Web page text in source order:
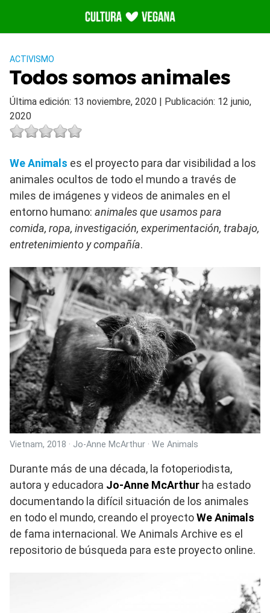
contenido
ACTIVISMO
Todos somos animales
Última edición: 13 noviembre, 2020 | Publicación: 12 junio,
2020
We Animals es el proyecto para dar visibilidad a los
animales ocultos de todo el mundo a través de
miles de imágenes y videos de animales en el
entorno humano: animales que usamos para
comida, ropa, investigación, experimentación, trabajo,
entretenimiento y compañía.
Vietnam, 2018 · Jo-Anne McArthur · We Animals
Durante más de una década, la fotoperiodista,
autora y educadora Jo-Anne McArthur ha estado
documentando la difícil situación de los animales
en todo el mundo, creando el proyectoWe Animals
de fama internacional. We Animals Archive es el
repositorio de búsqueda para este proyecto online.